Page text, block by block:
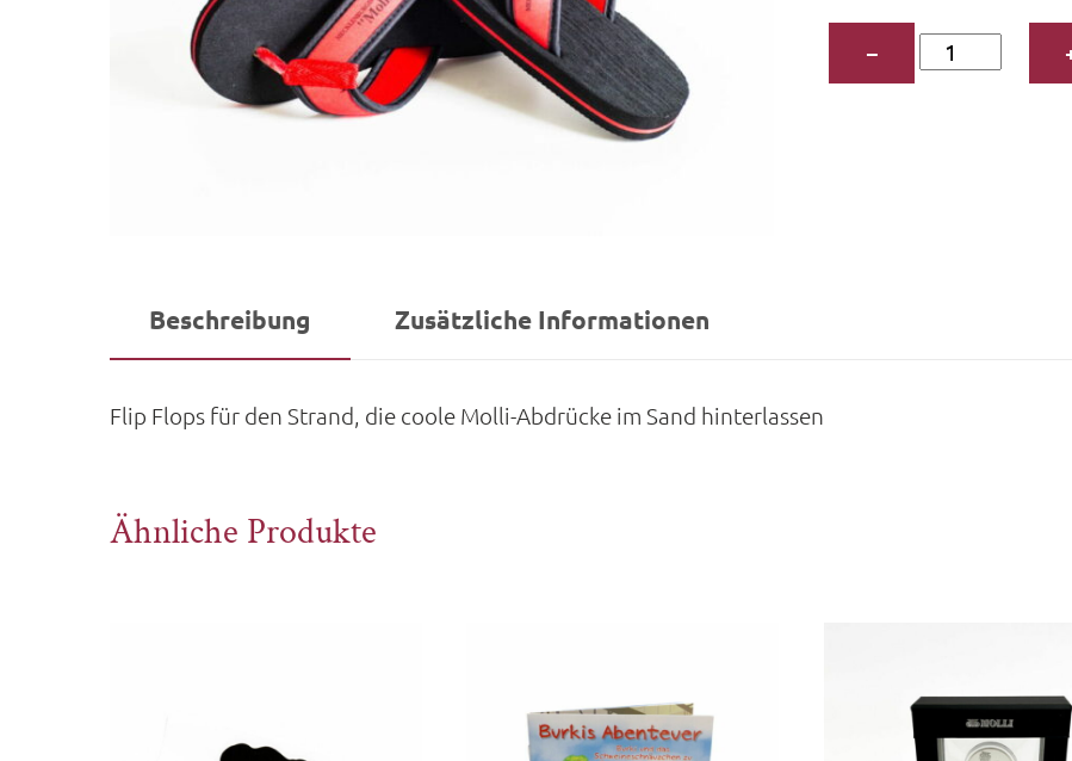
−
Badeschuhe
Menge
Beschreibung Zusätzliche Informationen
Flip Flops für den Strand, die coole Molli-Abdrücke im Sand hinterlassen
Ähnliche Produkte